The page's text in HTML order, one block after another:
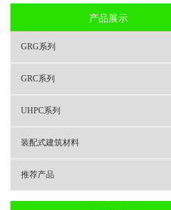
产品展示
GRG系列
GRC系列
UHPC系列
装配式建筑材料
推荐产品